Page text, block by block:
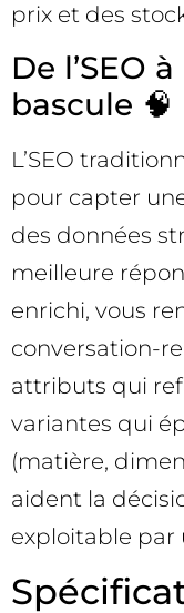
prix et des
De l’SEO
bascule 🧠
L’SEO
pour capter
des données
meilleure
enrichi, vous
conversation-
attributs qui
variantes qui
(matière,
aident la
exploitable par